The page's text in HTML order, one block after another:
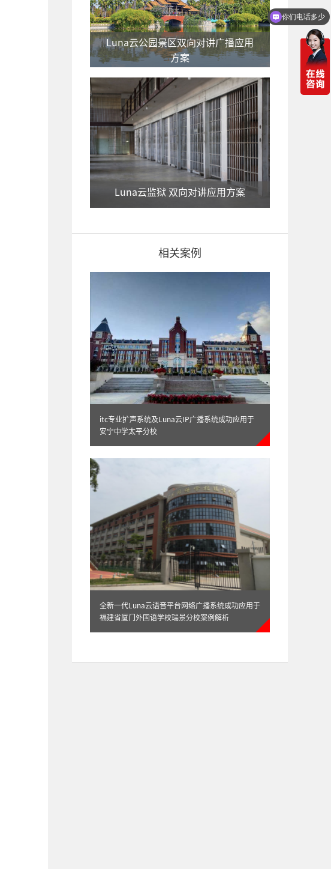
Luna云公园景区双向对讲广播应用
方案
Luna云监狱 双向对讲应用方案
ITC-Luna云银行双向对讲广播系统
应用方案
ITC-Luna云商业城应用方案
相关案例
itc专业扩声系统及Luna云IP广播系统成功应用于
安宁中学太平分校
全新一代Luna云语音平台网络广播系统成功应用于
福建省厦门外国语学校瑞景分校案例解析
你们电话多少